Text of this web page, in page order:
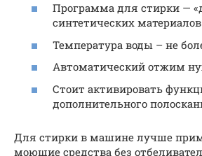
Программа для стирки —
синтетических
Температура воды – не
Автоматический отжим
Стоит активировать
дополнительного
Для стирки в машине лучше
моющие средства без